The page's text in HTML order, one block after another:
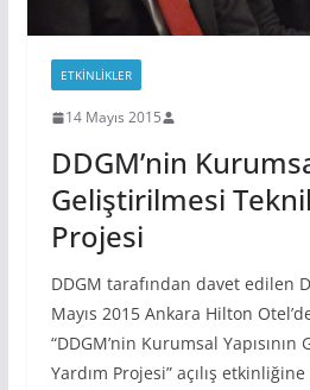
ETKINLIKLER
14 Mayıs 2015
DDGM’nin
Geliştirilmesi
Projesi
DDGM tarafından davet edilen
Mayıs 2015 Ankara Hilton
“DDGM’nin Kurumsal
Yardım Projesi” açılış